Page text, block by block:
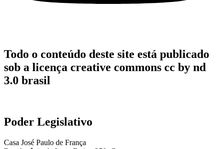
Todo o conteúdo deste site está publicado
sob a licença creative commons cc by nd
3.0 brasil
Poder Legislativo
Casa José Paulo de França